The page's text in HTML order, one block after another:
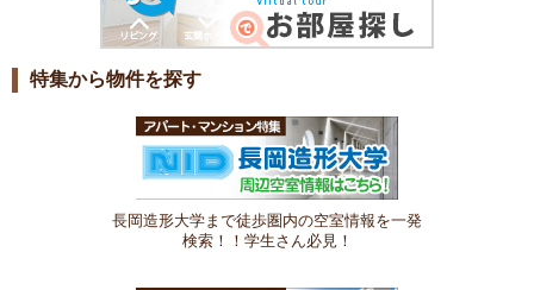
特集から物件を探す
長岡造形大学まで徒歩圏内の空室情報を一発
検索！！学生さん必見！